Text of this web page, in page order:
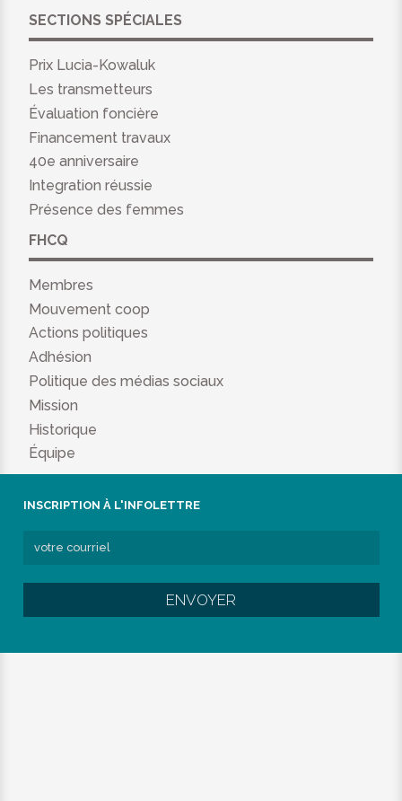
SECTIONS SPÉCIALES
Prix Lucia-Kowaluk
Les transmetteurs
Évaluation foncière
Financement travaux
40e anniversaire
Integration réussie
Présence des femmes
FHCQ
Membres
Mouvement coop
Actions politiques
Adhésion
Politique des médias sociaux
Mission
Historique
Équipe
INSCRIPTION À L'INFOLETTRE
ENVOYER